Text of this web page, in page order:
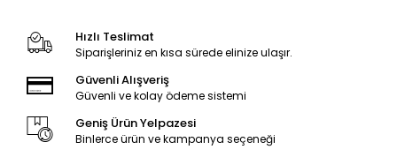
Hızlı Teslimat
Siparişleriniz en kısa sürede elinize ulaşır.
Güvenli Alışveriş
Güvenli ve kolay ödeme sistemi
Geniş Ürün Yelpazesi
Binlerce ürün ve kampanya seçeneği